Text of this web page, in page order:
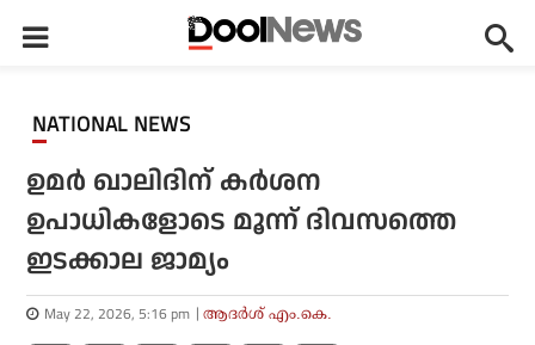
NATIONAL NEWS
ഉമര്‍ ഖാലിദിന് കര്‍ശന
ഉപാധികളോടെ മൂന്ന് ദിവസത്തെ
ഇടക്കാല ജാമ്യം
May 22, 2026, 5:16 pm ആദർശ് എം.കെ.